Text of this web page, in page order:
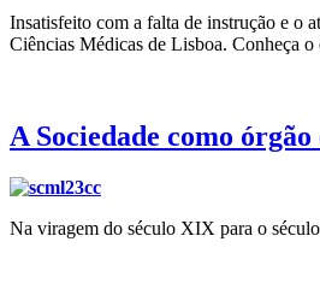
Insatisfeito com a falta de instrução e o
Ciências Médicas de Lisboa. Conheça
A Sociedade como
Na viragem do século XIX para o